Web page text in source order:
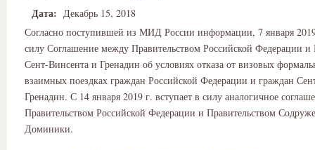
Дата: Декабрь 15, 2018
Согласно поступившей из МИД России информации, 7 января 2019
силу Соглашение между Правительством Российской Федерации и
Сент-Винсента и Гренадин об условиях отказа от визовых
взаимных поездках граждан Российской Федерации и граждан
Гренадин. С 14 января 2019 г. вступает в силу аналогичное
Правительством Российской Федерации и Правительством
Доминики.